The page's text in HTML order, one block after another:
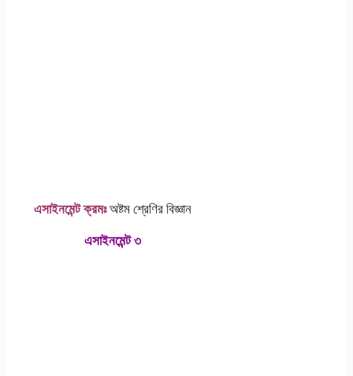
এসাইনমেন্ট ক্রমঃঅষ্টম শ্রেণির বিজ্ঞান
এসাইনমেন্ট ৩